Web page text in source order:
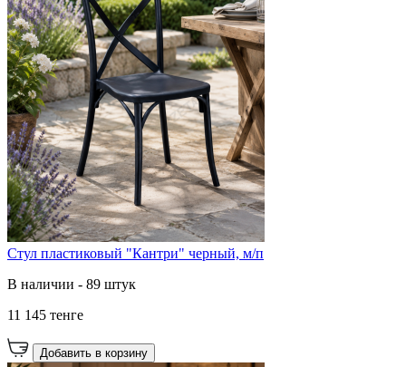
Стул пластиковый "Кантри" черный, м/п
В наличии - 89 штук
11 145 тенге
Добавить в корзину